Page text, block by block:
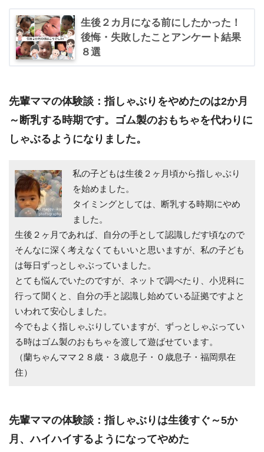
生後２カ月になる前にしたかった！
後悔・失敗したことアンケート結果
８選
先輩ママの体験談：指しゃぶりをやめたのは2か月
～断乳する時期です。ゴム製のおもちゃを代わりに
しゃぶるようになりました。
私の子どもは生後２ヶ月頃から指しゃぶり
を始めました。
タイミングとしては、断乳する時期にやめ
ました。
生後２ヶ月であれば、自分の手として認識しだす頃なので
そんなに深く考えなくてもいいと思いますが、私の子ども
は毎日ずっとしゃぶっていました。
とても悩んでいたのですが、ネットで調べたり、小児科に
行って聞くと、自分の手と認識し始めている証拠ですよと
いわれて安心しました。
今でもよく指しゃぶりしていますが、ずっとしゃぶってい
る時はゴム製のおもちゃを渡して遊ばせています。
（蘭ちゃんママ２８歳・３歳息子・０歳息子・福岡県在
住）
先輩ママの体験談：指しゃぶりは生後すぐ～5か
月、ハイハイするようになってやめた